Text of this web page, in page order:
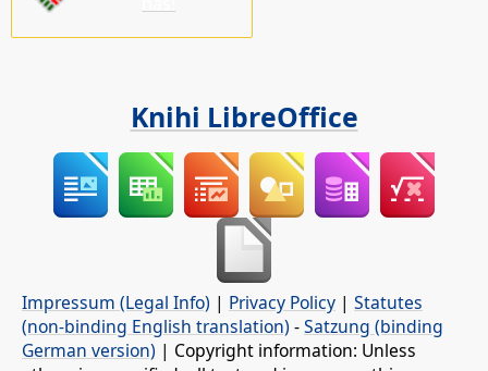
Knihi LibreOffice
Impressum (Legal Info) | Privacy Policy | Statutes
(non-binding English translation) -Satzung (binding
German version) | Copyright information: Unless